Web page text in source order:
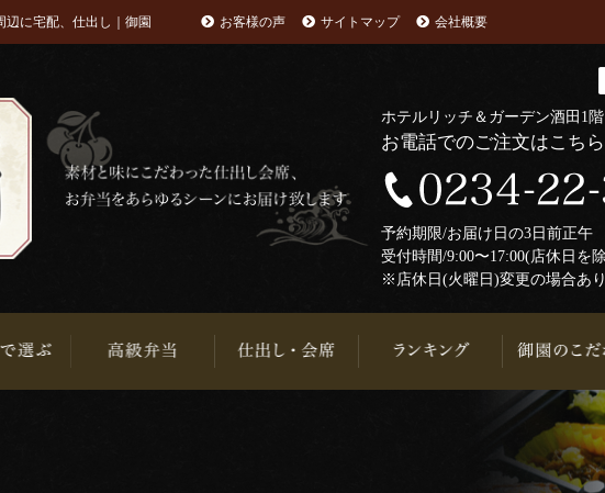
に宅配、仕出し｜御園 お客様の声 サイトマップ 会社概要
ホテルリッチ＆ガーデン酒田1
お電話でのご注文はこち
予約期限/お届け日の3日前正
受付時間/9:00〜17:00(店休日を
※店休日(火曜日)変更の場合あ